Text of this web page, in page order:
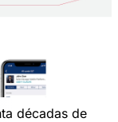
décadas de